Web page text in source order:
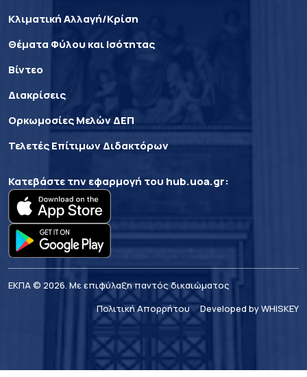
Κλιματική Αλλαγή/Κρίση
Θέματα Φύλου και Ισότητας
Βίντεο
Διακρίσεις
Ορκωμοσίες Μελών ΔΕΠ
Τελετές Επίτιμων Διδακτόρων
Κατεβάστε την εφαρμογή του hub.uoa.gr:
ΕΚΠΑ © 2026. Με επιφύλαξη παντός δικαιώματος
Πολιτική Απορρήτου
Developed by WHISKEY